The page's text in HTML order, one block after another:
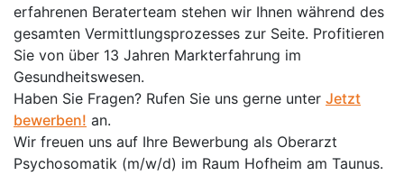
erfahrenen Beraterteam stehen wir Ihnen während des
gesamten Vermittlungsprozesses zur Seite. Profitieren
Sie von über 13 Jahren Markterfahrung im
Gesundheitswesen.
Haben Sie Fragen? Rufen Sie uns gerne unter Jetzt
bewerben! an.
Wir freuen uns auf Ihre Bewerbung als Oberarzt
Psychosomatik (m/w/d) im Raum Hofheim am Taunus.